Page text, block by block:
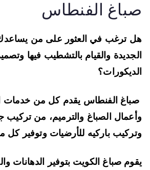
الفنطاس
ترغب في العثور على من يساعدك
والقيام بالتشطيب فيها وتصميم
الفنطاس يقدم كل من خدمات
الصباغ والترميم، من تركيب
باركيه للأرضيات وتوفير كل
صباغ الكويت بتوفير الدهانات